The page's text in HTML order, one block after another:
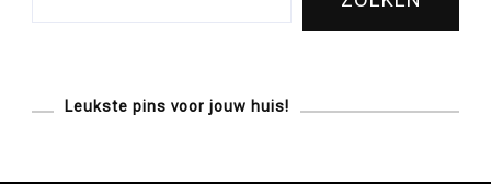
Leukste pins voor jouw huis!